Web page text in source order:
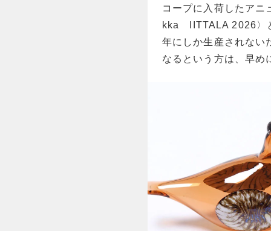
コープに入荷したアニ
kka IITTALA 2026〉
年にしか生産されない
なるという方は、早め